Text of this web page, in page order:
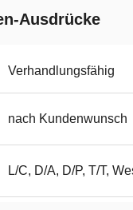
Ausdrücke
Verhandlungsfähig
nach Kundenwunsch
L/C, D/A, D/P, T/T,